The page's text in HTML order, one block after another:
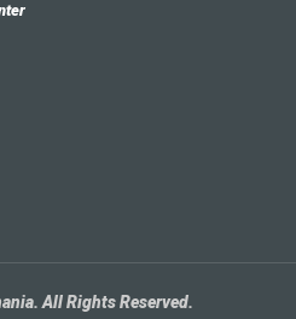
All Rights Reserved.